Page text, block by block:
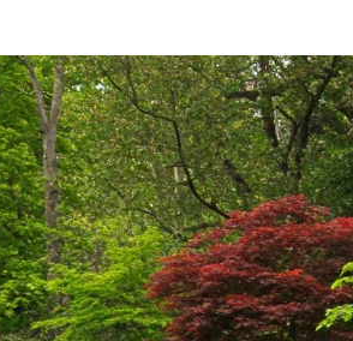
ŽÍŽALÍ ČAJ S KOPŘIVOU A
10 LITRŮ